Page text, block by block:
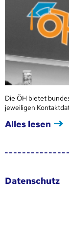
Die ÖH bietet
jeweiligen
Alles lesen
Datenschutz